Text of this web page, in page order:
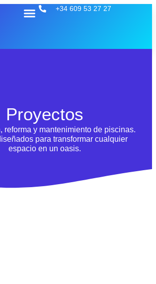
+34 609 53 27 27
Proyectos
reforma y mantenimiento de piscinas.
para transformar cualquier
espacio en un oasis.